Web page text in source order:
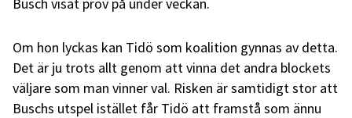
Om hon lyckas kan Tidö som koalition gynnas av detta.
Det är ju trots allt genom att vinna det andra blockets
väljare som man vinner val. Risken är samtidigt stor att
Buschs utspel istället får Tidö att framstå som ännu